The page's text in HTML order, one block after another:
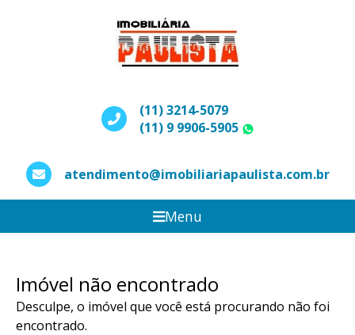
(11) 3214-5079
(11) 9 9906-5905
atendimento@imobiliariapaulista.com.br
Menu
Imóvel não encontrado
Desculpe, o imóvel que você está procurando não foi
encontrado.